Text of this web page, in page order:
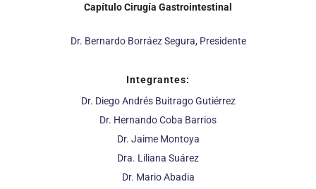
Capítulo Cirugía Gastrointestinal
Dr. Bernardo Borráez Segura, Presidente
Integrantes:
Dr. Diego Andrés Buitrago Gutiérrez
Dr. Hernando Coba Barrios
Dr. Jaime Montoya
Dra. Liliana Suárez
Dr. Mario Abadia